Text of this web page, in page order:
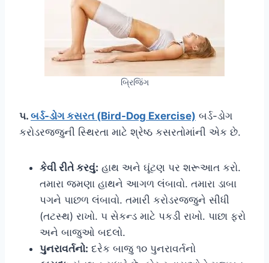
બ્રિજિંગ
૫. બર્ડ-ડોગ કસરત (Bird-Dog Exercise) બર્ડ-ડોગ
કરોડરજ્જુની સ્થિરતા માટે શ્રેષ્ઠ કસરતોમાંની એક છે.
કેવી રીતે કરવું: હાથ અને ઘૂંટણ પર શરૂઆત કરો.
તમારા જમણા હાથને આગળ લંબાવો. તમારા ડાબા
પગને પાછળ લંબાવો. તમારી કરોડરજ્જુને સીધી
(તટસ્થ) રાખો. ૫ સેકન્ડ માટે પકડી રાખો. પાછા ફરો
અને બાજુઓ બદલો.
પુનરાવર્તનો: દરેક બાજુ ૧૦ પુનરાવર્તનો